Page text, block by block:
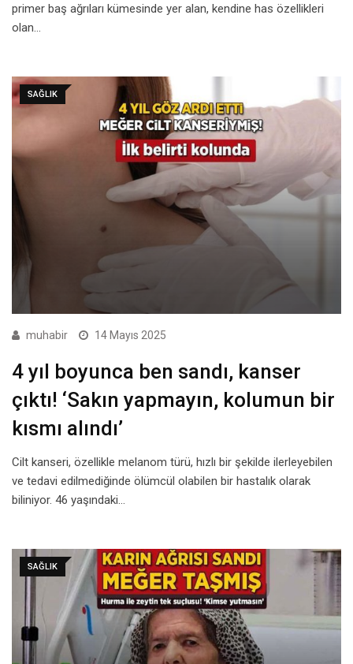
primer baş ağrıları kümesinde yer alan, kendine has özellikleri
olan…
SAĞLIK
muhabir 14 Mayıs 2025
4 yıl boyunca ben sandı, kanser
çıktı! ‘Sakın yapmayın, kolumun bir
kısmı alındı’
Cilt kanseri, özellikle melanom türü, hızlı bir şekilde ilerleyebilen
ve tedavi edilmediğinde ölümcül olabilen bir hastalık olarak
biliniyor. 46 yaşındaki…
SAĞLIK